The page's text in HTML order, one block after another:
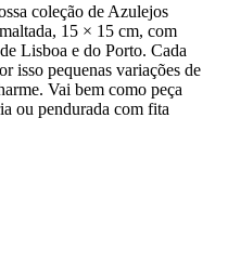
coleção de Azulejos
15 × 15 cm, com
Lisboa e do Porto. Cada
isso pequenas variações de
Vai bem como peça
ou pendurada com fita